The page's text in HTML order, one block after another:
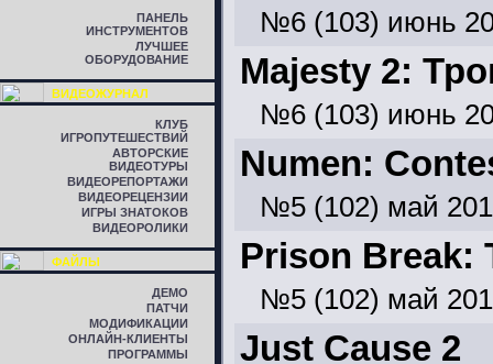
ПАНЕЛЬ
ИНСТРУМЕНТОВ
ЛУЧШЕЕ
ОБОРУДОВАНИЕ
ВИДЕОЖУРНАЛ
КЛУБ
ИГРОПУТЕШЕСТВИЙ
АВТОРСКИЕ
ВИДЕОТУРЫ
ВИДЕОРЕПОРТАЖИ
ВИДЕОРЕЦЕНЗИИ
ИГРЫ ЗНАТОКОВ
ВИДЕОРОЛИКИ
ФАЙЛЫ
ДЕМО
ПАТЧИ
МОДИФИКАЦИИ
ОНЛАЙН-КЛИЕНТЫ
ПРОГРАММЫ
№6 (103) июнь
Majesty 2:
№6 (103) июнь
Numen:
№5 (102) май
Prison Break:
№5 (102) май
Just Cause 2